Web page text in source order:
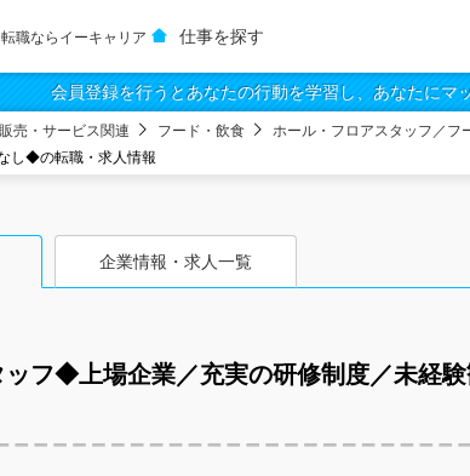
転職ならイーキャリア 仕事を探す
会員登録を行うとあなたの行動を学習し、あなたにマ
販売・サービス関連 フード・飲食 ホール・フロアスタッフ／フ
し◆の転職・求人情報
企業情報・求人一覧
ッフ◆上場企業／充実の研修制度／未経